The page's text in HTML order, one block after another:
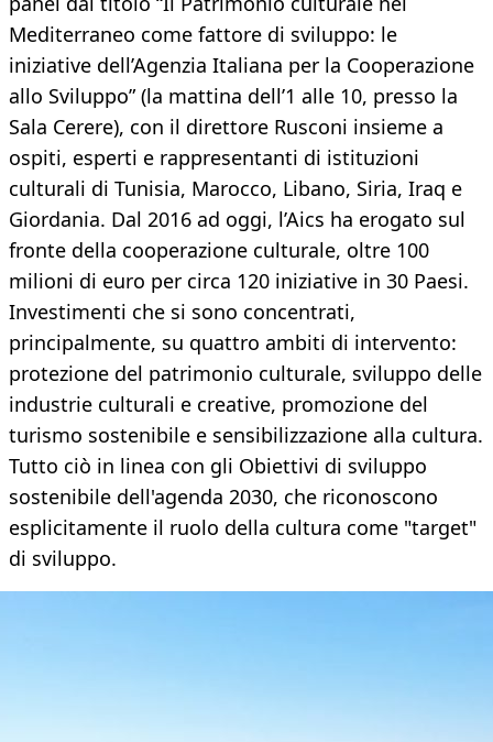
Mediterraneo come fattore di sviluppo: le
iniziative dell’Agenzia Italiana per la Cooperazione
allo Sviluppo” (la mattina dell’1 alle 10, presso la
Sala Cerere), con il direttore Rusconi insieme a
ospiti, esperti e rappresentanti di istituzioni
culturali di Tunisia, Marocco, Libano, Siria, Iraq e
Giordania. Dal 2016 ad oggi, l’Aics ha erogato sul
fronte della cooperazione culturale, oltre 100
milioni di euro per circa 120 iniziative in 30 Paesi.
Investimenti che si sono concentrati,
principalmente, su quattro ambiti di intervento:
protezione del patrimonio culturale, sviluppo delle
industrie culturali e creative, promozione del
turismo sostenibile e sensibilizzazione alla cultura.
Tutto ciò in linea con gli Obiettivi di sviluppo
sostenibile dell'agenda 2030, che riconoscono
esplicitamente il ruolo della cultura come "target"
di sviluppo.